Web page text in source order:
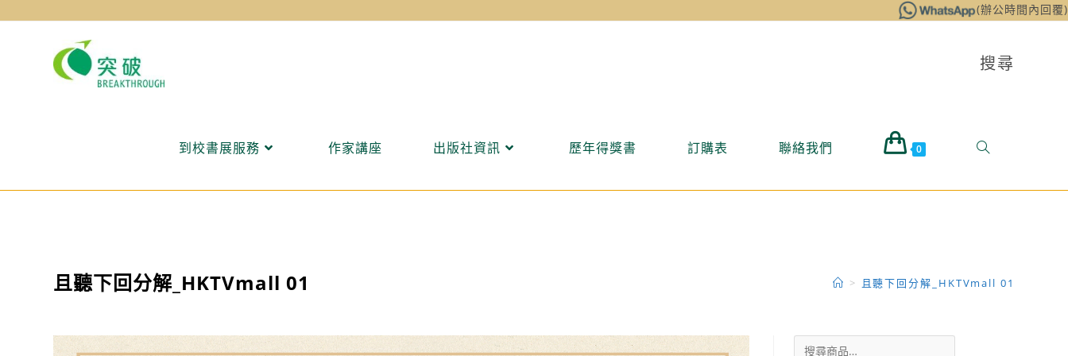
to
(辦公時間內回覆)
搜尋
到校書展服務 作家講座 出版社資訊 歷年得獎書 訂購表 聯絡我們 0
且聽下回分解_HKTVmall 01 > 且聽下回分解_HKTVmall 01